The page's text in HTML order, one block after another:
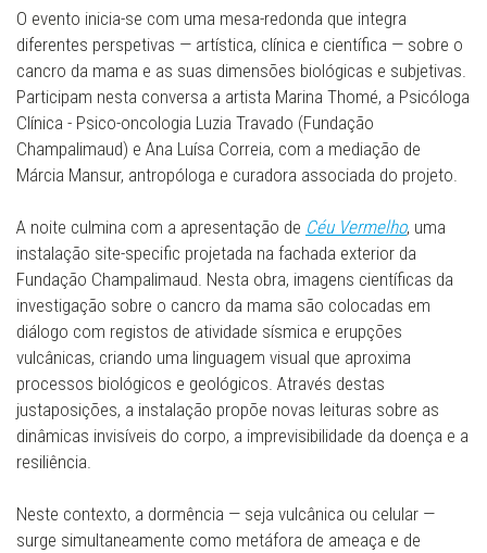
O evento inicia-se com uma mesa-redonda que integra
diferentes perspetivas — artística, clínica e científica — sobre o
cancro da mama e as suas dimensões biológicas e subjetivas.
Participam nesta conversa a artista Marina Thomé, a Psicóloga
Clínica - Psico-oncologia Luzia Travado (Fundação
Champalimaud) e Ana Luísa Correia, com a mediação de
Márcia Mansur, antropóloga e curadora associada do projeto.
A noite culmina com a apresentação de Céu Vermelho, uma
instalação site-specific projetada na fachada exterior da
Fundação Champalimaud. Nesta obra, imagens científicas da
investigação sobre o cancro da mama são colocadas em
diálogo com registos de atividade sísmica e erupções
vulcânicas, criando uma linguagem visual que aproxima
processos biológicos e geológicos. Através destas
justaposições, a instalação propõe novas leituras sobre as
dinâmicas invisíveis do corpo, a imprevisibilidade da doença e a
resiliência.
Neste contexto, a dormência — seja vulcânica ou celular —
surge simultaneamente como metáfora de ameaça e de